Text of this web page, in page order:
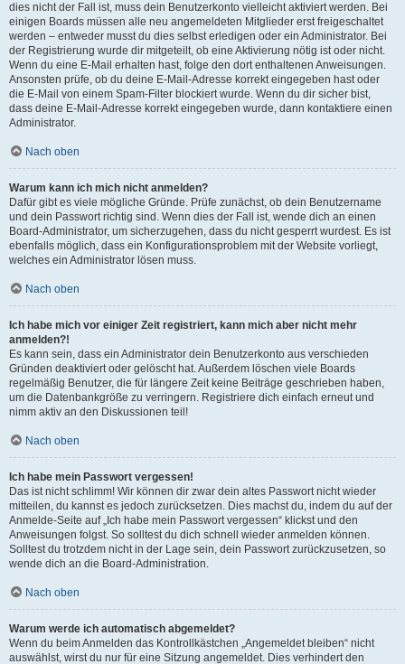
dies nicht der Fall ist, muss dein Benutzerkonto vielleicht aktiviert werden. Bei
einigen Boards müssen alle neu angemeldeten Mitglieder erst freigeschaltet
werden – entweder musst du dies selbst erledigen oder ein Administrator. Bei
der Registrierung wurde dir mitgeteilt, ob eine Aktivierung nötig ist oder nicht.
Wenn du eine E-Mail erhalten hast, folge den dort enthaltenen Anweisungen.
Ansonsten prüfe, ob du deine E-Mail-Adresse korrekt eingegeben hast oder
die E-Mail von einem Spam-Filter blockiert wurde. Wenn du dir sicher bist,
dass deine E-Mail-Adresse korrekt eingegeben wurde, dann kontaktiere einen
Administrator.
Nach oben
Warum kann ich mich nicht anmelden?
Dafür gibt es viele mögliche Gründe. Prüfe zunächst, ob dein Benutzername
und dein Passwort richtig sind. Wenn dies der Fall ist, wende dich an einen
Board-Administrator, um sicherzugehen, dass du nicht gesperrt wurdest. Es ist
ebenfalls möglich, dass ein Konfigurationsproblem mit der Website vorliegt,
welches ein Administrator lösen muss.
Nach oben
Ich habe mich vor einiger Zeit registriert, kann mich aber nicht mehr
anmelden?!
Es kann sein, dass ein Administrator dein Benutzerkonto aus verschieden
Gründen deaktiviert oder gelöscht hat. Außerdem löschen viele Boards
regelmäßig Benutzer, die für längere Zeit keine Beiträge geschrieben haben,
um die Datenbankgröße zu verringern. Registriere dich einfach erneut und
nimm aktiv an den Diskussionen teil!
Nach oben
Ich habe mein Passwort vergessen!
Das ist nicht schlimm! Wir können dir zwar dein altes Passwort nicht wieder
mitteilen, du kannst es jedoch zurücksetzen. Dies machst du, indem du auf der
Anmelde-Seite auf „Ich habe mein Passwort vergessen“ klickst und den
Anweisungen folgst. So solltest du dich schnell wieder anmelden können.
Solltest du trotzdem nicht in der Lage sein, dein Passwort zurückzusetzen, so
wende dich an die Board-Administration.
Nach oben
Warum werde ich automatisch abgemeldet?
Wenn du beim Anmelden das Kontrollkästchen „Angemeldet bleiben“ nicht
auswählst, wirst du nur für eine Sitzung angemeldet. Dies verhindert den